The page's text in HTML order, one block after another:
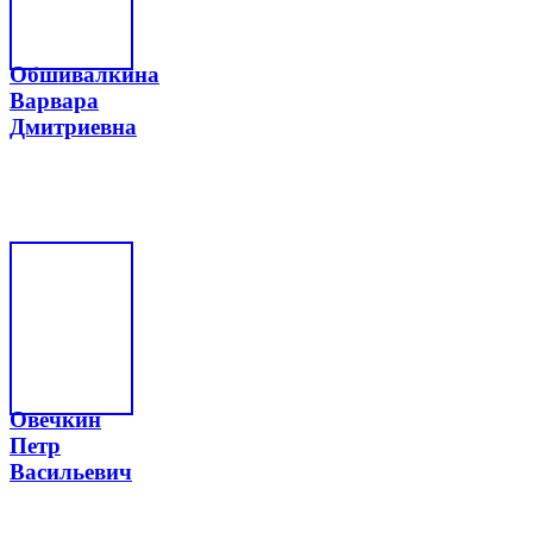
Обшивалкина
Варвара
Дмитриевна
Овечкин
Петр
Васильевич